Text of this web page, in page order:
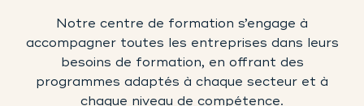
Notre centre de formation s’engage à
accompagner toutes les entreprises dans leurs
besoins de formation, en offrant des
programmes adaptés à chaque secteur et à
chaque niveau de compétence.